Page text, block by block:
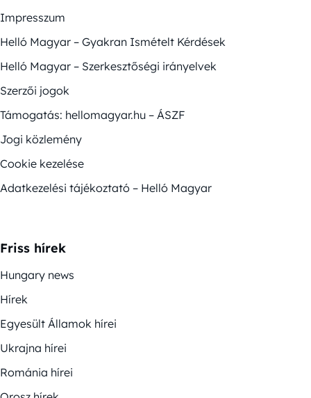
Impresszum
Helló Magyar – Gyakran Ismételt Kérdések
Helló Magyar – Szerkesztőségi irányelvek
Szerzői jogok
Támogatás: hellomagyar.hu – ÁSZF
Jogi közlemény
Cookie kezelése
Adatkezelési tájékoztató – Helló Magyar
Friss hírek
Hungary news
Hírek
Egyesült Államok hírei
Ukrajna hírei
Románia hírei